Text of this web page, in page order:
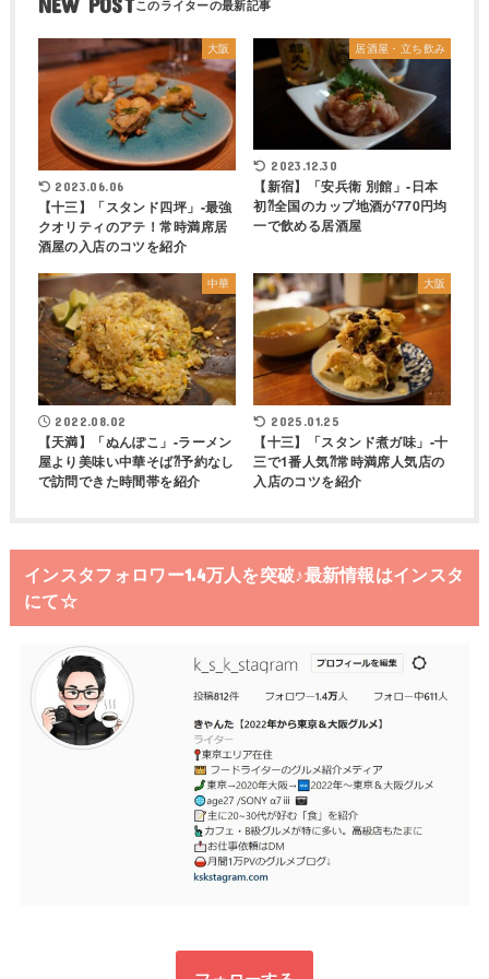
大阪
2023.06.06
【十三】「スタンド四坪」-最強
クオリティのアテ！常時満席居
酒屋の入店のコツを紹介
居酒屋・立ち飲み
2023.12.30
【新宿】「安兵衛 別館」-日本
初⁈全国のカップ地酒が770円均
一で飲める居酒屋
中華
2022.08.02
【天満】「ぬんぽこ」-ラーメン
屋より美味い中華そば⁈予約なし
で訪問できた時間帯を紹介
大阪
2025.01.25
【十三】「スタンド煮ガ味」-十
三で1番人気⁈常時満席人気店の
入店のコツを紹介
インスタフォロワー1.4万人を突破♪最新情報はインスタ
にて☆